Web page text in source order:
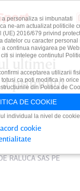
ultimei
primului
RALUCA SASPE
personaliza si imbunatati
ne-am actualizat politicile
2016/679 privind
datelor cu caracter personal
continua navigarea pe
si intelege continutul
acceptarea utilizarii
ca poti modifica in orice
din Politica de
DE COOKIE
individual la nivel de
cookie